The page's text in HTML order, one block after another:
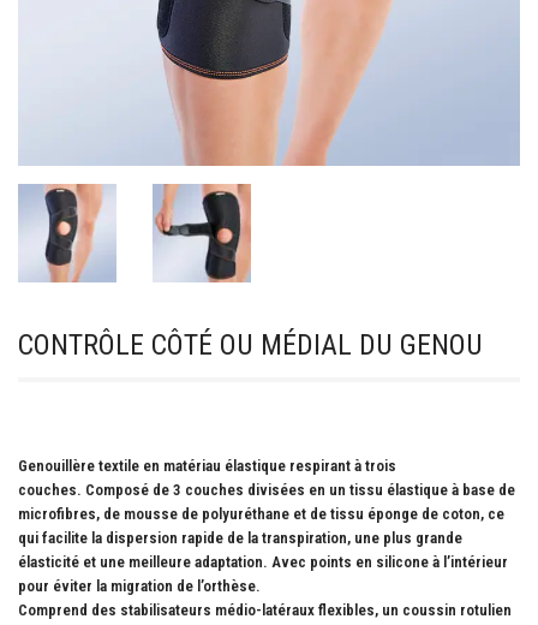
CONTRÔLE CÔTÉ OU MÉDIAL DU GENOU
Genouillère textile en matériau élastique respirant à trois
couches. Composé de 3 couches divisées en un tissu élastique à base de
microfibres, de mousse de polyuréthane et de tissu éponge de coton, ce
qui facilite la dispersion rapide de la transpiration, une plus grande
élasticité et une meilleure adaptation. Avec points en silicone à l’intérieur
pour éviter la migration de l’orthèse.
Comprend des stabilisateurs médio-latéraux flexibles, un coussin rotulien